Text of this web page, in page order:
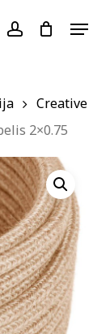
account
Menu
Creative
2×0.75